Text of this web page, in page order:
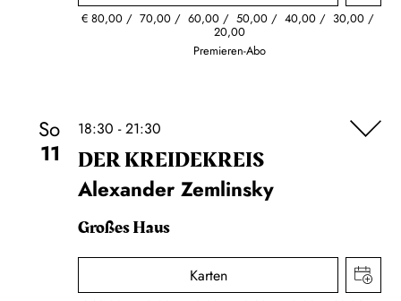
€80,00 70,00 60,00 50,00 40,00 30,00
20,00
Premieren-Abo
So
11
18:30 - 21:30
DER KREIDE­KREIS
Alexander Zemlinsky
Großes Haus
Karten